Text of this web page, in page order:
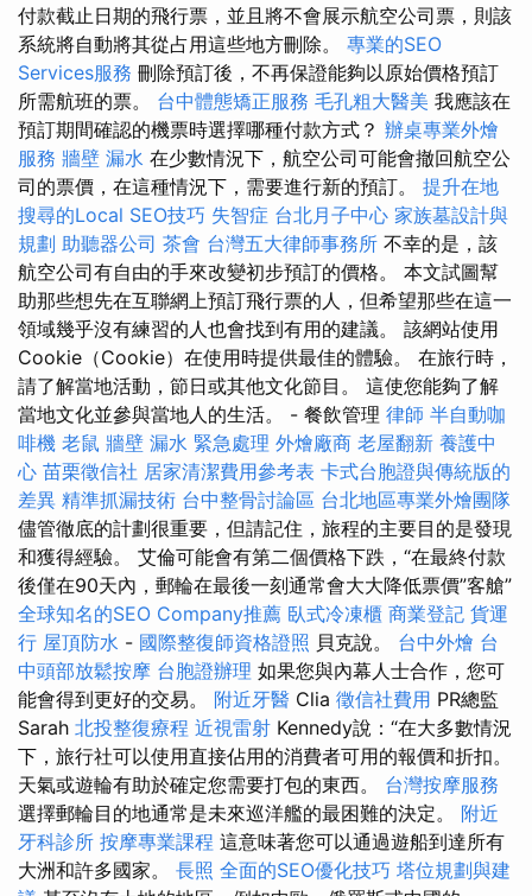
付款截止日期的飛行票，並且將不會展示航空公司票，則該
系統將自動將其從占用這些地方刪除。 專業的SEO
Services服務 刪除預訂後，不再保證能夠以原始價格預訂
所需航班的票。 台中體態矯正服務 毛孔粗大醫美 我應該在
預訂期間確認的機票時選擇哪種付款方式？ 辦桌專業外燴
服務 牆壁 漏水 在少數情況下，航空公司可能會撤回航空公
司的票價，在這種情況下，需要進行新的預訂。 提升在地
搜尋的Local SEO技巧 失智症 台北月子中心 家族墓設計與
規劃 助聽器公司 茶會 台灣五大律師事務所 不幸的是，該
航空公司有自由的手來改變初步預訂的價格。 本文試圖幫
助那些想先在互聯網上預訂飛行票的人，但希望那些在這一
領域幾乎沒有練習的人也會找到有用的建議。 該網站使用
Cookie（Cookie）在使用時提供最佳的體驗。 在旅行時，
請了解當地活動，節日或其他文化節目。 這使您能夠了解
當地文化並參與當地人的生活。 - 餐飲管理 律師 半自動咖
啡機 老鼠 牆壁 漏水 緊急處理 外燴廠商 老屋翻新 養護中
心 苗栗徵信社 居家清潔費用參考表 卡式台胞證與傳統版的
差異 精準抓漏技術 台中整骨討論區 台北地區專業外燴團隊
儘管徹底的計劃很重要，但請記住，旅程的主要目的是發現
和獲得經驗。 艾倫可能會有第二個價格下跌，“在最終付款
後僅在90天內，郵輪在最後一刻通常會大大降低票價”客艙”
全球知名的SEO Company推薦 臥式冷凍櫃 商業登記 貨運
行 屋頂防水 - 國際整復師資格證照 貝克說。 台中外燴 台
中頭部放鬆按摩 台胞證辦理 如果您與內幕人士合作，您可
能會得到更好的交易。 附近牙醫 Clia 徵信社費用 PR總監
Sarah 北投整復療程 近視雷射 Kennedy說：“在大多數情況
下，旅行社可以使用直接佔用的消費者可用的報價和折扣。
天氣或遊輪有助於確定您需要打包的東西。 台灣按摩服務
選擇郵輪目的地通常是未來巡洋艦的最困難的決定。 附近
牙科診所 按摩專業課程 這意味著您可以通過遊船到達所有
大洲和許多國家。 長照 全面的SEO優化技巧 塔位規劃與建